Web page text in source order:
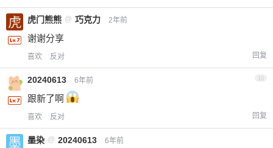
虎门熊熊 @ 巧克力 2年前
谢谢分享
喜欢 反对 回复
20240613 6年前
跟新了啊
喜欢 反对 回复
墨染 @ 20240613 6年前